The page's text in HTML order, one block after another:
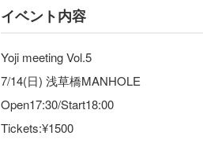
イベント内容
Yoji meeting Vol.5
7/14(日) 浅草橋MANHOLE
Open17:30/Start18:00
Tickets:¥1500